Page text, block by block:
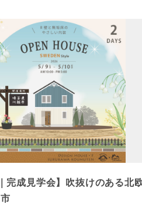
完成見学会】吹抜けのある北